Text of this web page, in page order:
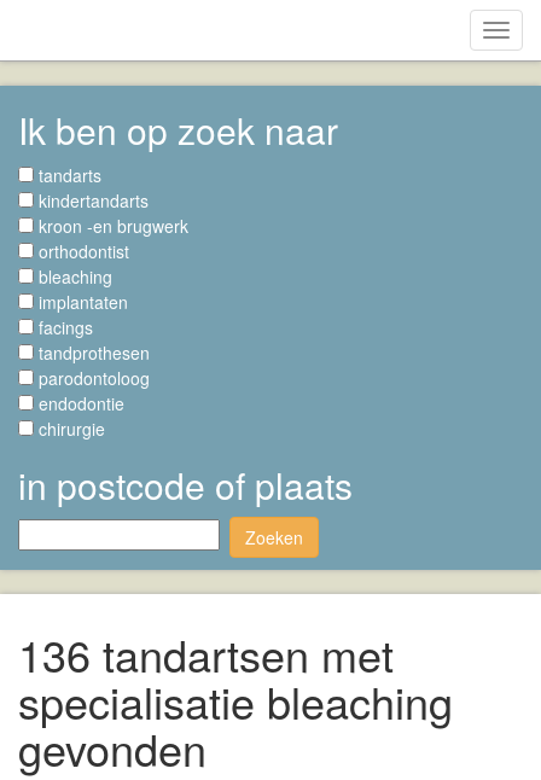
Ik ben op zoek naar
tandarts
kindertandarts
kroon -en brugwerk
orthodontist
bleaching
implantaten
facings
tandprothesen
parodontoloog
endodontie
chirurgie
in postcode of plaats
Zoeken
136 tandartsen met
specialisatie bleaching
gevonden